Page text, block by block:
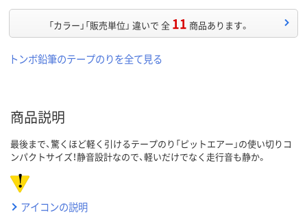
「カラー」「販売単位」 違いで 全 11 商品あります。
トンボ鉛筆のテープのりを全て見る
商品説明
最後まで、驚くほど軽く引けるテープのり「ピットエアー」の使い切りコ
ンパクトサイズ！静音設計なので、軽いだけでなく走行音も静か。
アイコンの説明